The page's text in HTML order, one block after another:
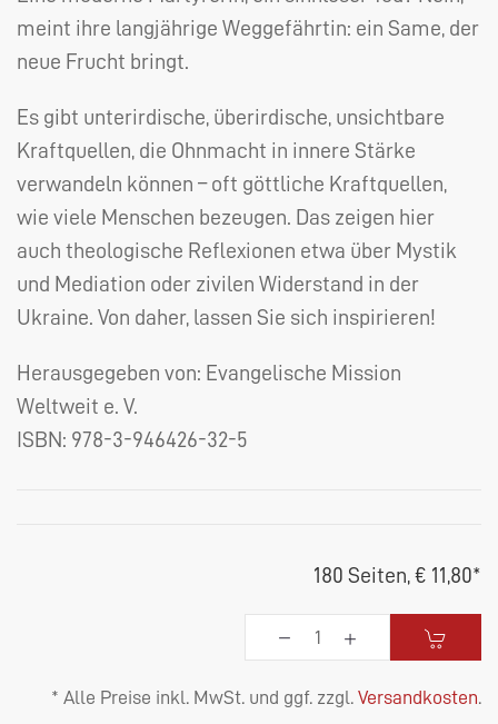
meint ihre langjährige Weggefährtin: ein Same, der
neue Frucht bringt.
Es gibt unterirdische, überirdische, unsichtbare
Kraftquellen, die Ohnmacht in innere Stärke
verwandeln können – oft göttliche Kraftquellen,
wie viele Menschen bezeugen. Das zeigen hier
auch theologische Reflexionen etwa über Mystik
und Mediation oder zivilen Widerstand in der
Ukraine. Von daher, lassen Sie sich inspirieren!
Herausgegeben von: Evangelische Mission
Weltweit e. V.
ISBN: 978-3-946426-32-5
180 Seiten, € 11,80*
* Alle Preise inkl. MwSt. und ggf. zzgl. Versandkosten.